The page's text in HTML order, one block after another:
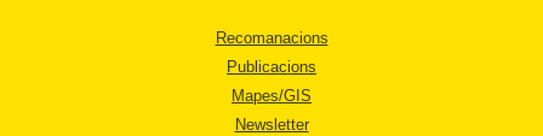
Recomanacions
Publicacions
Mapes/GIS
Newsletter